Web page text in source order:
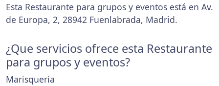
Esta Restaurante para grupos y eventos está en Av.
de Europa, 2, 28942 Fuenlabrada, Madrid.
¿Que servicios ofrece esta Restaurante
para grupos y eventos?
Marisquería